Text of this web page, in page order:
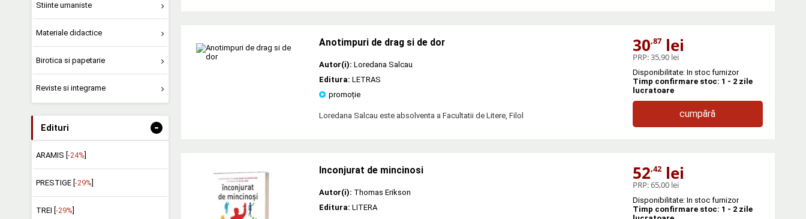
Stiinte umaniste
Materiale didactice
Birotica si papetarie
Reviste si integrame
Edituri -
ARAMIS [ -24%
PRESTIGE [-29%]
TREI [-29%]
Anotimpuri de drag si de dor
Autor(i): Loredana Salcau
Editura: LETRAS
promoție
Loredana Salcau este absolventa a Facultatii de Litere, Filol
30,87lei
PRP:35,90 lei
Disponibilitate: In stoc furnizor
Timp confirmare stoc: 1 - 2 zile
lucratoare
cumpără
Inconjurat de mincinosi
Autor(i): Thomas Erikson
Editura: LITERA
52,42lei
PRP:65,00 lei
Disponibilitate: In stoc furnizor
Timp confirmare stoc: 1 - 2 zile